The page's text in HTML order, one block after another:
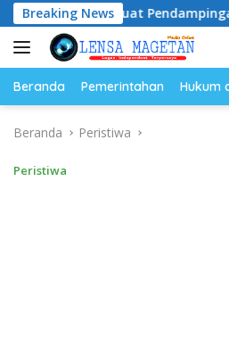
Langsung
ke
konten
Breaking News
Pendampingan Hukum
Beranda Pemerintahan Hukum
Beranda Peristiwa
Peristiwa